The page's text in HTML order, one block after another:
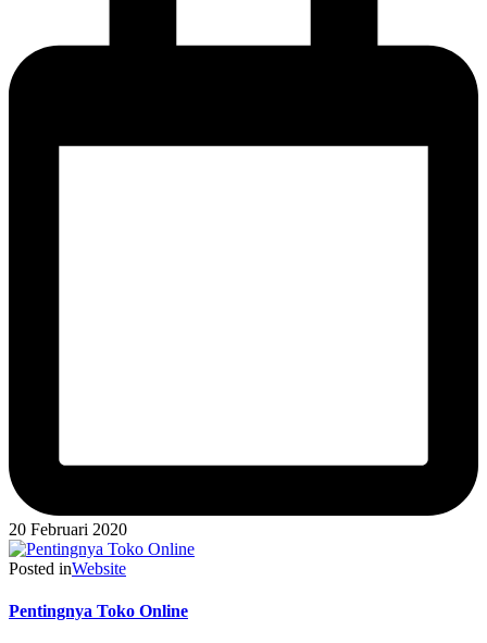
20 Februari 2020
Posted inWebsite
Pentingnya Toko Online